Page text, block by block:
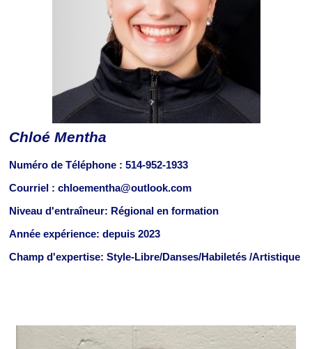
Chloé Mentha
Numéro de Téléphone :514-952-1933
Courriel : chloementha@outlook.com
Niveau d'entraîneur: Régional en formation
Année expérience: depuis 2023
Champ d'expertise: Style-Libre/Danses/Habiletés/Artistique